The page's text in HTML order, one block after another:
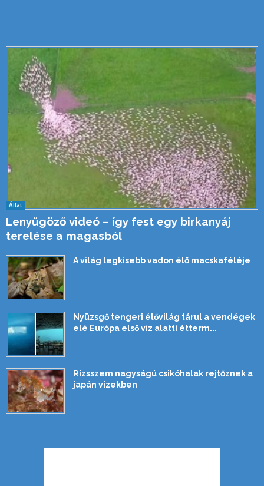
Állat
Lenyűgöző videó – így fest egy birkanyáj
terelése a magasból
A világ legkisebb vadon élő macskaféléje
Nyüzsgő tengeri élővilág tárul a vendégek
elé Európa első víz alatti étterm...
Rizsszem nagyságú csikóhalak rejtőznek a
japán vizekben